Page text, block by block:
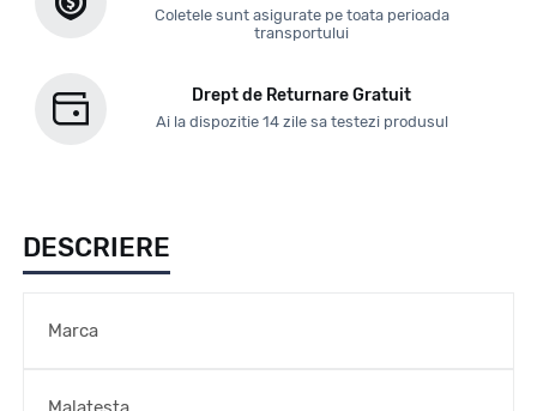
Coletele sunt asigurate pe toata perioada
transportului
Drept de Returnare Gratuit
Ai la dispozitie 14 zile sa testezi produsul
DESCRIERE
Marca